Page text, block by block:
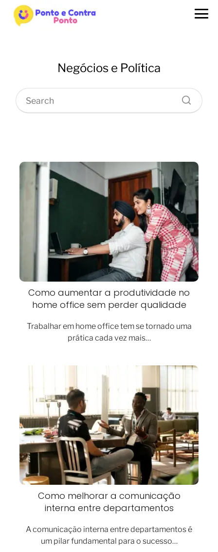
Negócios e Política
Como aumentar a produtividade no
home office sem perder qualidade
Trabalhar em home office tem se tornado uma
prática cada vez mais…
Como melhorar a comunicação
interna entre departamentos
A comunicação interna entre departamentos é
um pilar fundamental para o sucesso…